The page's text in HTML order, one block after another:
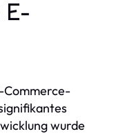
E-
Commerce-
wurde